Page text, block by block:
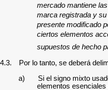
mercado mantiene
marca registrada y
presente modificado
ciertos elementos
supuestos de hecho
4.3.
Por lo tanto, se deberá
a)
Si el signo mixto
elementos